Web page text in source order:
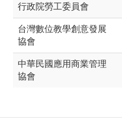
行政院勞工委員會
台灣數位教學創意發展
協會
中華民國應用商業管理
協會